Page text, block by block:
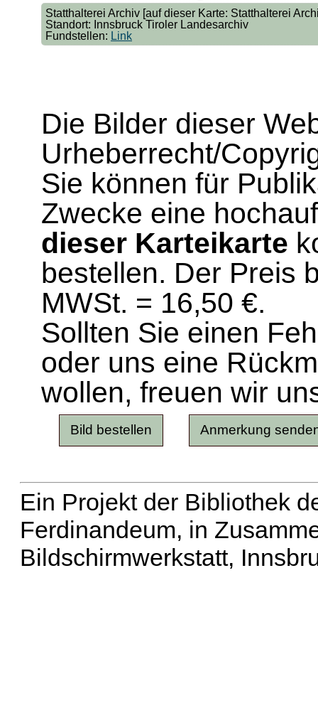
Statthalterei Archiv [auf dieser Karte: Statthalterei
Standort: Innsbruck Tiroler Landesarchiv
Fundstellen: Link
Die Bilder dieser
Urheberrecht/
Sie können für
Zwecke eine
dieser Karteikarte
bestellen. Der Preis
MWSt. = 16,50 €.
Sollten Sie einen
oder uns eine
wollen, freuen wir
Ein Projekt der Bibliothek
Ferdinandeum, in
Bildschirmwerkstatt,